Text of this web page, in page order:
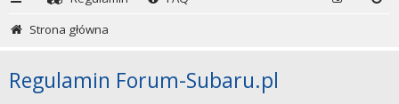
Strona główna
Regulamin Forum-Subaru.pl